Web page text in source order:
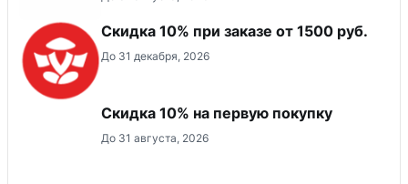
Скидка 10% при заказе от 1500 руб.
До 31 декабря, 2026
Скидка​ 10% на первую покупку
До 31 августа, 2026